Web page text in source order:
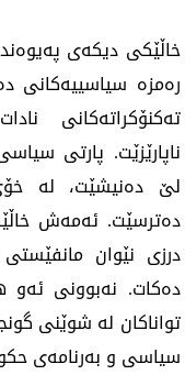
خاڵێکی دیکەی
رەمزە سیاسییەکانی
تەکنۆکراتەکانی
ناپارێزێت. پارتی
لێ دەنیشێت، لە
دەترسێت. ئەمەش
درزی نێوان
دەکات. نەبوونی ئەو
تواناکان لە شوێنی
سیاسی و بەرنامەی